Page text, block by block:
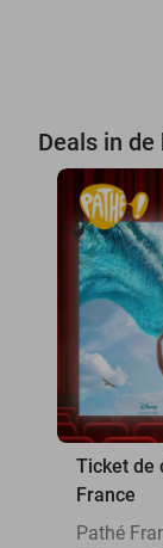
Deals in
Ticket de
France
Pathé